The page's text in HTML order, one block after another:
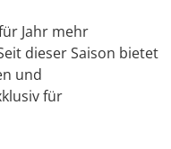
Jahr mehr
dieser Saison bietet
und
für